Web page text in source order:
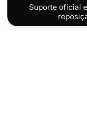
Suporte oficial